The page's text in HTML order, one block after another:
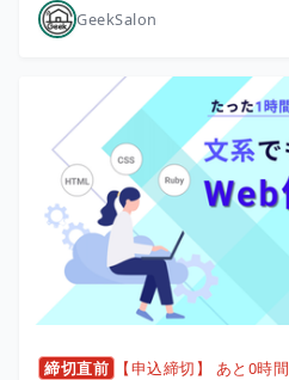
GeekSalon
締切直前 【申込締切】 あと0時間